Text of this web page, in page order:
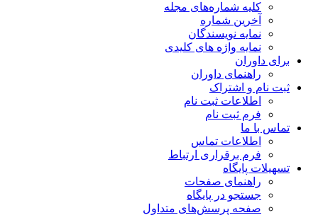
کلیه شماره‌های مجله
آخرین شماره
نمایه نویسندگان
نمایه واژه های کلیدی
برای داوران
راهنمای داوران
ثبت نام و اشتراک
اطلاعات ثبت نام
فرم ثبت نام
تماس با ما
اطلاعات تماس
فرم برقراری ارتباط
تسهیلات پایگاه
راهنمای صفحات
جستجو در پایگاه
صفحه پرسش‌های متداول